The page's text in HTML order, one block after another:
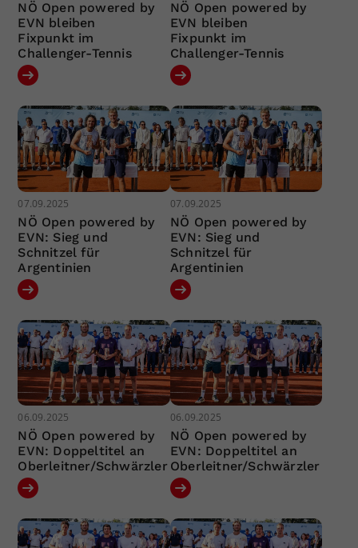
NÖ Open powered by
EVN bleiben
Fixpunkt im
Challenger-Tennis
NÖ Open powered by
EVN bleiben
Fixpunkt im
Challenger-Tennis
07.09.2025
NÖ Open powered by
EVN: Sieg und
Schnitzel für
Argentinien
07.09.2025
NÖ Open powered by
EVN: Sieg und
Schnitzel für
Argentinien
06.09.2025
NÖ Open powered by
EVN: Doppeltitel an
Oberleitner/Schwärzler
06.09.2025
NÖ Open powered by
EVN: Doppeltitel an
Oberleitner/Schwärzler